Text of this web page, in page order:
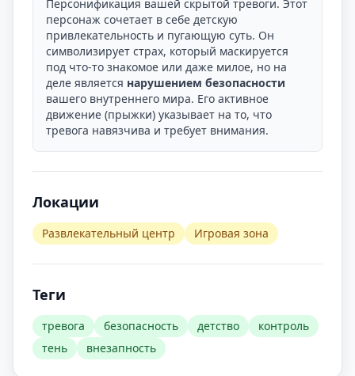
Персонификация вашей скрытой тревоги. Этот
персонаж сочетает в себе детскую
привлекательность и пугающую суть. Он
символизирует страх, который маскируется
под что-то знакомое или даже милое, но на
деле является нарушением безопасности
вашего внутреннего мира. Его активное
движение (прыжки) указывает на то, что
тревога навязчива и требует внимания.
Локации
Развлекательный центр Игровая зона
Теги
тревога безопасность детство
контроль
тень
внезапность